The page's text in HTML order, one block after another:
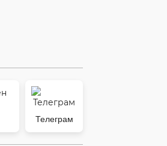
Телеграм